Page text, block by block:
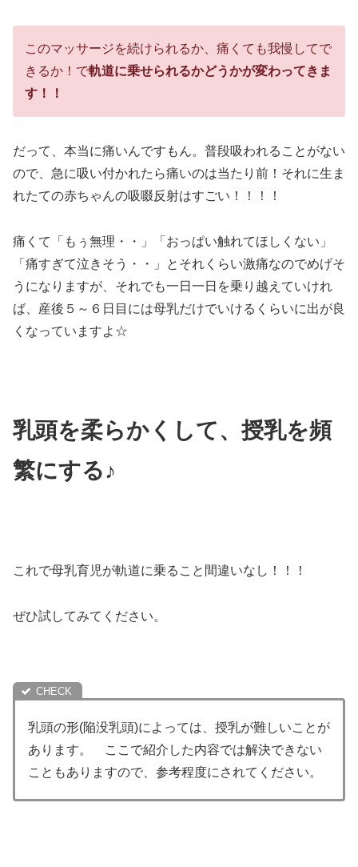
このマッサージを続けられるか、痛くても我慢してで
きるか！で軌道に乗せられるかどうかが変わってきま
す！！
だって、本当に痛いんですもん。普段吸われることがない
ので、急に吸い付かれたら痛いのは当たり前！それに生ま
れたての赤ちゃんの吸啜反射はすごい！！！！
痛くて「もぅ無理・・」「おっぱい触れてほしくない」
「痛すぎて泣きそう・・」とそれくらい激痛なのでめげそ
うになりますが、それでも一日一日を乗り越えていけれ
ば、産後５～６日目には母乳だけでいけるくらいに出が良
くなっていますよ☆
乳頭を柔らかくして、授乳を頻
繁にする♪
これで母乳育児が軌道に乗ること間違いなし！！！
ぜひ試してみてください。
乳頭の形(陥没乳頭)によっては、授乳が難しいことが
あります。 ここで紹介した内容では解決できない
こともありますので、参考程度にされてください。